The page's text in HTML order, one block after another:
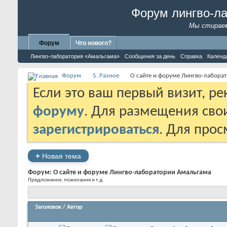
Форум лингво-
Мы
Форум
Лингво-лаборатория «Амальгама» Сообщения за день Справка
Что нового?
Форум 5. Разное О сайте и форуме Лингво-
Если это ваш первый визит,
форуму. Для размещения
зарегистрироваться. Для
+ Новая тема
Форум: О сайте и форуме Лингво-лаборатории Амальгама
Предложения, пожелания и т.д.
Заголовок / Автор